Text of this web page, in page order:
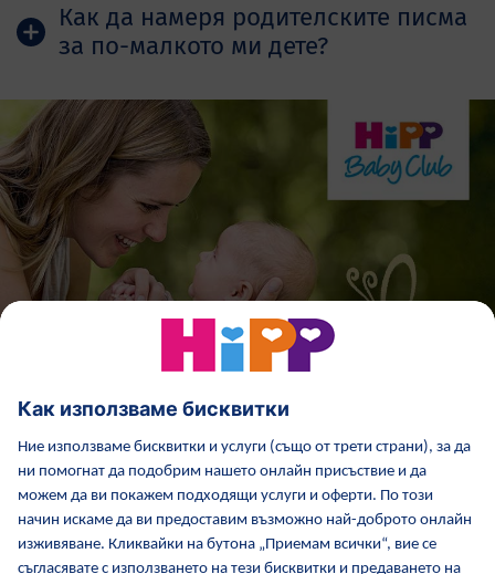
Как да намеря родителските писма
за по-малкото ми дете?
Повече от:Въпроси и
Отговори